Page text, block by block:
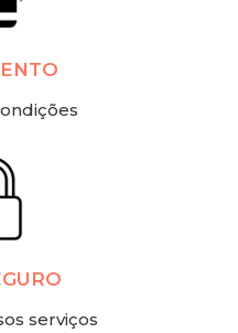
serviços